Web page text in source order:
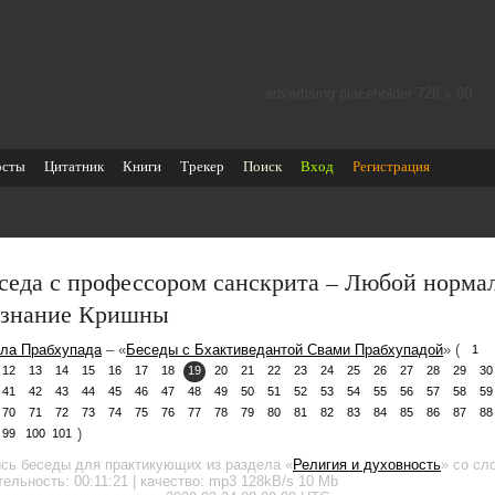
Цитатник Книги Трекер Поиск Вход Регистрация
с профессором санскрита – Любой
Кришны
Прабхупада – «Беседы с Бхактиведантой Свами Прабхупадой» ( 1
12 13 14 15 16 17 18 19 20 21 22 23 24 25 26 27 28 29 30
41 42 43 44 45 46 47 48 49 50 51 52 53 54 55 56 57 58 59
70 71 72 73 74 75 76 77 78 79 80 81 82 83 84 85 86 87 88
99 100 101 )
беседы для практикующих из раздела «Религия и духовность» со
00:11:21 | качество: mp3 128kB/s 10 Mb